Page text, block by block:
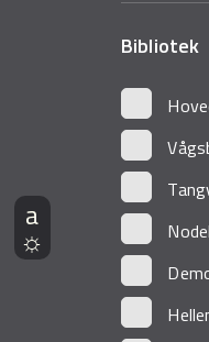
Bibliotek